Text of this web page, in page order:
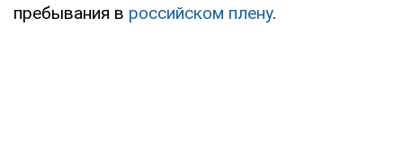
пребывания в российском плену.